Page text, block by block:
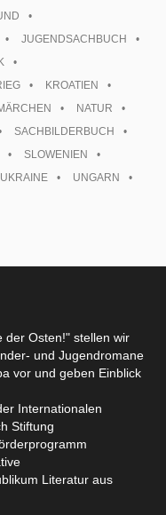
JUGENDSACHBUCH
KROATIEN
NATUR
SACHBILDERBUCH
SLOWENIEN
UKRAINE
UNGARN
der Osten!" stellen wir
und Jugendromane
vor und geben Einblick
Internationalen
Stiftung
Literatur aus